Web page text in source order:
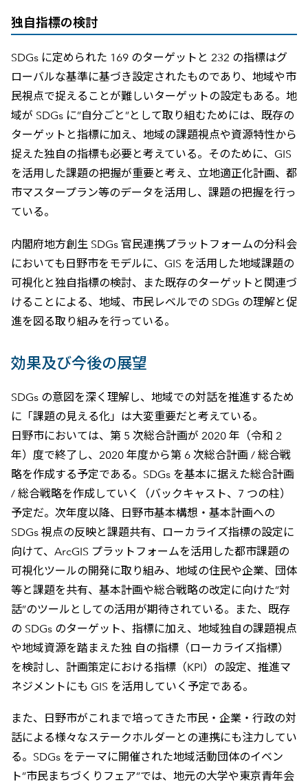
独自指標の検討
SDGs に定められた 169 のターゲットと 232 の指標はグ
ローバルな基準に基づき設定されたものであり、地域や市
民視点で捉えることが難しいターゲットの設定もある。地
域が SDGs に”自分ごと”として取り組むためには、既存の
ターゲットと指標に加え、地域の課題視点や資源特性から
捉えた独自の指標も必要と考えている。そのために、GIS
を活用した課題の把握が重要と考え、立地適正化計画、都
市マスタープラン等のデータを活用し、課題の把握を行っ
ている。
内閣府地方創生 SDGs 官民連携プラットフォームの分科会
においても日野市をモデルに、GIS を活用した地域課題の
可視化と独自指標の検討、また既存のターゲットと関連づ
けることによる、地域、市民レベルでの SDGs の理解と促
進を図る取り組みを行っている。
効果及び今後の展望
SDGs の意図を深く理解し、地域での対話を推進するため
に「課題の見える化」は大変重要だと考えている。
日野市においては、第 5 次総合計画が 2020 年（令和 2
年）度で終了し、2020 年度から第 6 次総合計画 / 総合戦
略を作成する予定である。SDGs を基本に据えた総合計画
/ 総合戦略を作成していく（バックキャスト、7 つの柱）
予定だ。次年度以降、日野市基本構想・基本計画への
SDGs 視点の反映と課題共有、ローカライズ指標の設定に
向けて、ArcGIS プラットフォームを活用した都市課題の
可視化ツールの開発に取り組み、地域の住民や企業、団体
等と課題を共有、基本計画や総合戦略の改定に向けた”対
話”のツールとしての活用が期待されている。また、既存
の SDGs のターゲット、指標に加え、地域独自の課題視点
や地域資源を踏まえた独 自の指標（ローカライズ指標）
を検討し、計画策定における指標（KPI）の設定、推進マ
ネジメントにも GIS を活用していく予定である。
また、日野市がこれまで培ってきた市民・企業・行政の対
話による様々なステークホルダーとの連携にも注力してい
る。SDGs をテーマに開催された地域活動団体のイベン
ト”市民まちづくりフェア”では、地元の大学や東京青年会